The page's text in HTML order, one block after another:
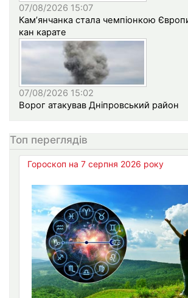
07/08/2026 15:07
Кам’янчанка стала чемпіонкою
кан карате
07/08/2026 15:02
Ворог атакував Дніпровський район
Топ переглядів
Гороскоп на 7 серпня 2026 року